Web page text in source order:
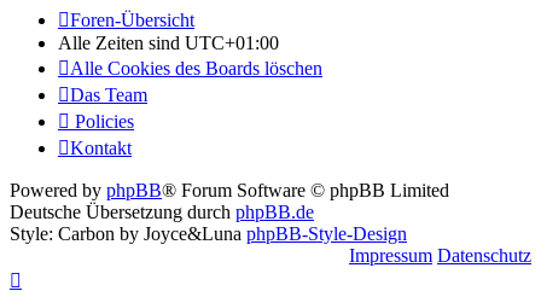
Foren-Übersicht
Alle Zeiten sind UTC+01:00
Alle Cookies des Boards löschen
Das Team
Policies
Kontakt
Powered by phpBB® Forum Software © phpBB Limited
Deutsche Übersetzung durch phpBB.de
Style: Carbon by Joyce&Luna phpBB-Style-Design
Impressum Datenschutz